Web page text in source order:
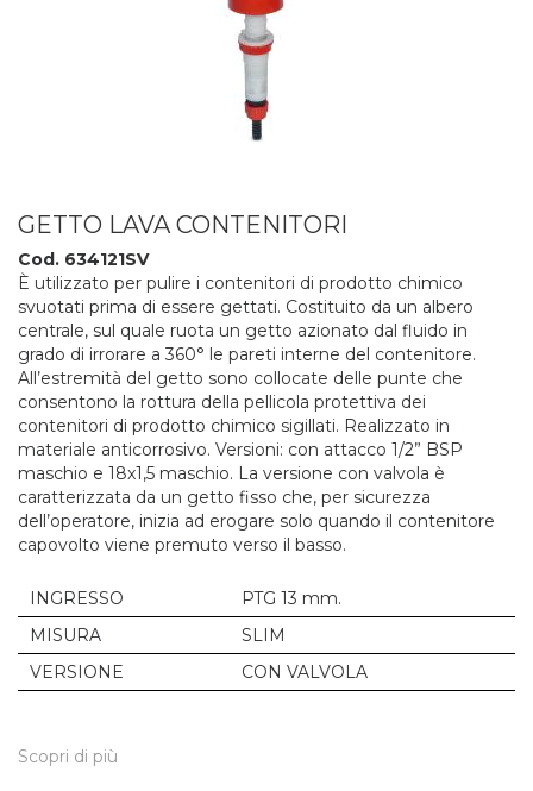
GETTO LAVA CONTENITORI
Cod. 634121SV
È utilizzato per pulire i contenitori di prodotto chimico
svuotati prima di essere gettati. Costituito da un albero
centrale, sul quale ruota un getto azionato dal fluido in
grado di irrorare a 360° le pareti interne del contenitore.
All’estremità del getto sono collocate delle punte che
consentono la rottura della pellicola protettiva dei
contenitori di prodotto chimico sigillati. Realizzato in
materiale anticorrosivo. Versioni: con attacco 1/2” BSP
maschio e 18x1,5 maschio. La versione con valvola è
caratterizzata da un getto fisso che, per sicurezza
dell’operatore, inizia ad erogare solo quando il contenitore
capovolto viene premuto verso il basso.
INGRESSO
PTG 13 mm.
MISURA
SLIM
VERSIONE
CON VALVOLA
Scopri di più